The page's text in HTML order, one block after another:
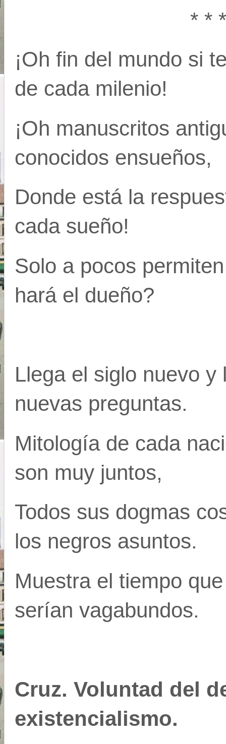
* * *
¡Oh fin del mundo si
de cada milenio!
¡Oh manuscritos
conocidos ensueños,
Donde está la
cada sueño!
Solo a pocos
hará el dueño?
Llega el siglo nuevo y
nuevas preguntas.
Mitología de cada
son muy juntos,
Todos sus dogmas
los negros asuntos.
Muestra el tiempo
serían vagabundos.
Cruz. Voluntad del
existencialismo.